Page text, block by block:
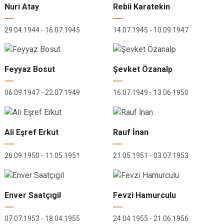
Nuri Atay
29.04.1944 - 16.07.1945
Rebii Karatekin
14.07.1945 - 10.09.1947
Feyyaz Bosut
06.09.1947 - 22.07.1949
Şevket Özanalp
16.07.1949 - 13.06.1950
Ali Eşref Erkut
26.09.1950 - 11.05.1951
Rauf İnan
21.05.1951 - 03.07.1953
Enver Saatçıgil
07.07.1953 - 18.04.1955
Fevzi Hamurculu
24.04.1955 - 21.06.1956